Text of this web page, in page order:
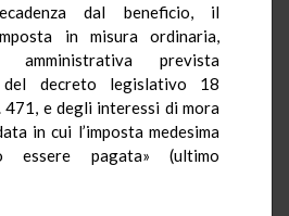
dal beneficio, il
in misura ordinaria,
amministrativa prevista
del decreto legislativo 18
471, e degli interessi di mora
in cui l’imposta medesima
essere pagata» (ultimo